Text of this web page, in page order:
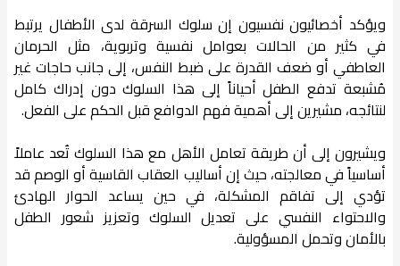
ويؤكد أخصائيون نفسيون إن سلوك السرقة لدى الأطفال يرتبط
في كثير من الحالات بعوامل نفسية وتربوية، مثل الحرمان
العاطفي أو ضعف القدرة على ضبط النفس، إلى جانب حاجات غير
مُشبعة تدفع الطفل أحياناً إلى هذا السلوك دون إدراك كامل
لنتائجه، مشيرين إلى أهمية فهم الدوافع قبل الحكم على الفعل.
ويشيرون إلى أن طريقة تعامل الأهل مع هذا السلوك تُعد عاملاً
أساسياً في معالجته، حيث إن أساليب العقاب القاسية أو الوصم قد
تؤدي إلى تفاقم المشكلة، في حين يساعد الحوار الهادئ
والاحتواء النفسي على تعديل السلوك وتعزيز شعور الطفل
بالأمان وتحمل المسؤولية.